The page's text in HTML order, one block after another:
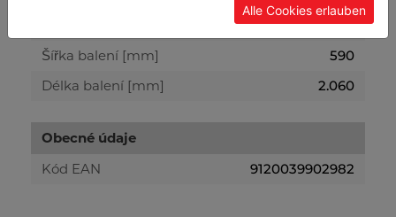
930
Šířka balení [mm]
590
Délka balení [mm]
2.060
Obecné údaje
Kód EAN
9120039902982
Alle Cookies erlauben